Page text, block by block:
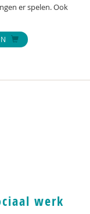
Stichting
er spelen. Ook
werk